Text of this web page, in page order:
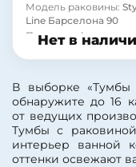
Модель раковины:
Line Барселона 90
Покрытие фасада:
ламинат
Нет в
В выборке
обнаружите до 16
от ведущих
Тумбы с
интерьер ванной
оттенки освежают